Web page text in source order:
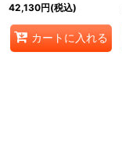
42,130円(税込)
カートに入れる